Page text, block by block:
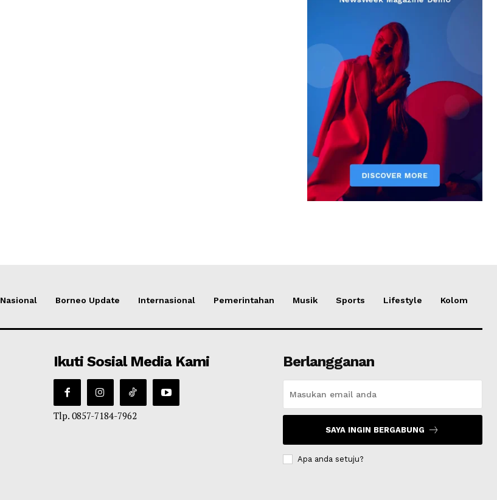
Nasional Borneo Update Internasional Pemerintahan Musik Sports Lifestyle Kolom
Ikuti Sosial Media Kami
Tlp. 0857-7184-7962
Berlangganan
SAYA INGIN BERGABUNG
Apa anda setuju?